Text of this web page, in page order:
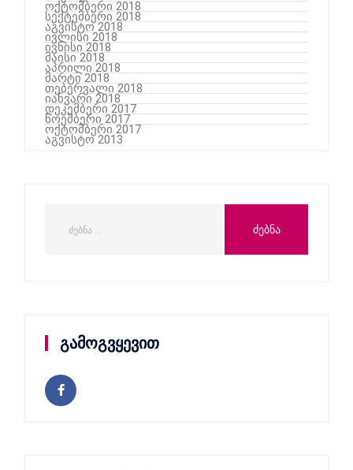
ოქტომბერი 2018
სექტემბერი 2018
აგვისტო 2018
ივლისი 2018
ივნისი 2018
მაისი 2018
აპრილი 2018
მარტი 2018
თებერვალი 2018
იანვარი 2018
დეკემბერი 2017
ნოემბერი 2017
ოქტომბერი 2017
აგვისტო 2013
გამოგვყევით